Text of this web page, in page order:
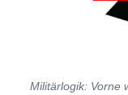
Militärlogik: Vorne